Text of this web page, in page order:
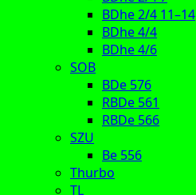
BDhe 2/4 11–14
BDhe 4/4
BDhe 4/6
SOB
BDe 576
RBDe 561
RBDe 566
SZU
Be 556
Thurbo
TL